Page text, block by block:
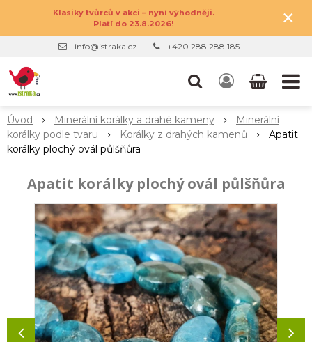
Klasiky tvůrců v akci – nyní výhodněji.
Platí do 23.8.2026!
×
info@istraka.cz +420 288 288 185
Úvod Minerální korálky a drahé kameny
Minerální
korálky podle tvaru
Korálky z drahých kamenů
Apatit
korálky plochý ovál půlšňůra
Apatit korálky plochý ovál půlšňůra